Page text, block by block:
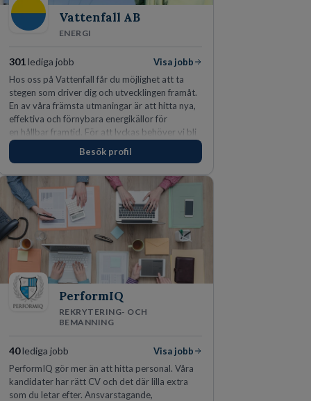
Vattenfall AB
ENERGI
301lediga jobb
Visa jobb
Hos oss på Vattenfall får du möjlighet att ta
stegen som driver dig och utvecklingen framåt.
En av våra främsta utmaningar är att hitta nya,
effektiva och förnybara energikällor för
en hållbar framtid. För att lyckas behöver vi bli
fler medarbetare som vill göra skillnad.
Besök profil
PerformIQ
REKRYTERING- OCH
BEMANNING
40lediga jobb
Visa jobb
PerformIQ gör mer än att hitta personal. Våra
kandidater har rätt CV och det där lilla extra
som du letar efter. Ansvarstagande,